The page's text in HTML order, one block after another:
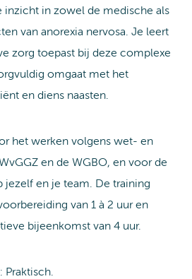
inzicht in zowel de medische als
van anorexia nervosa. Je leert
zorg toepast bij deze complexe
omgaat met het
en diens naasten.
het werken volgens wet- en
en de WGBO, en voor de
en je team. De training
van 1 à 2 uur en
bijeenkomst van 4 uur.
Praktisch.